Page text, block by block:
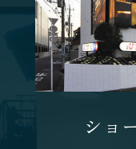
ショ